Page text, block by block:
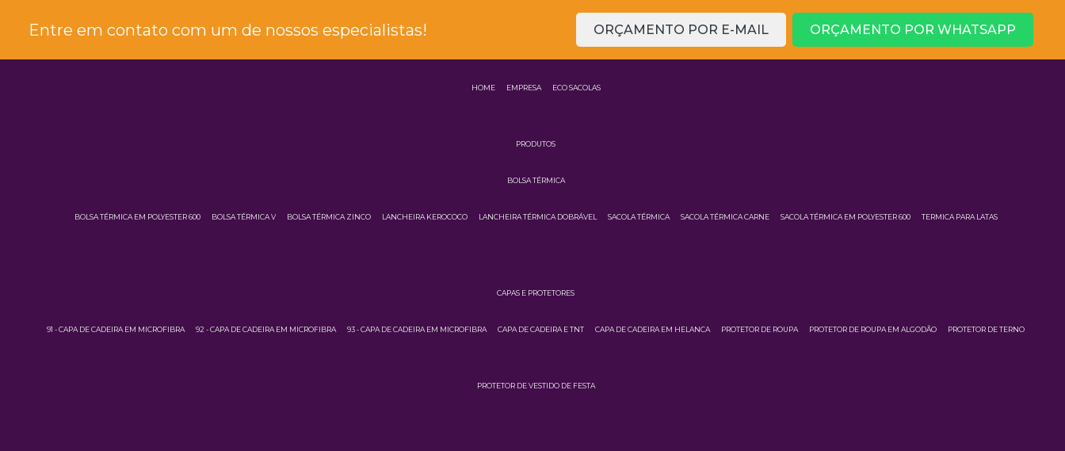
Entre em contato com um de nossos especialistas! ORÇAMENTO POR E-MAIL ORÇAMENTO POR WHATSAPP
HOME EMPRESA ECO SACOLAS
PRODUTOS
BOLSA TÉRMICA
BOLSA TÉRMICA EM POLYESTER 600 BOLSA TÉRMICA V BOLSA TÉRMICA ZINCO LANCHEIRA KEROCOCO LANCHEIRA TÉRMICA DOBRÁVEL SACOLA TÉRMICA SACOLA TÉRMICA CARNE SACOLA TÉRMICA EM POLYESTER 600 TERMICA PARA LATAS
CAPAS E PROTETORES
91 - CAPA DE CADEIRA EM MICROFIBRA 92 - CAPA DE CADEIRA EM MICROFIBRA 93 - CAPA DE CADEIRA EM MICROFIBRA CAPA DE CADEIRA E TNT CAPA DE CADEIRA EM HELANCA PROTETOR DE ROUPA PROTETOR DE ROUPA EM ALGODÃO PROTETOR DE TERNO
PROTETOR DE VESTIDO DE FESTA